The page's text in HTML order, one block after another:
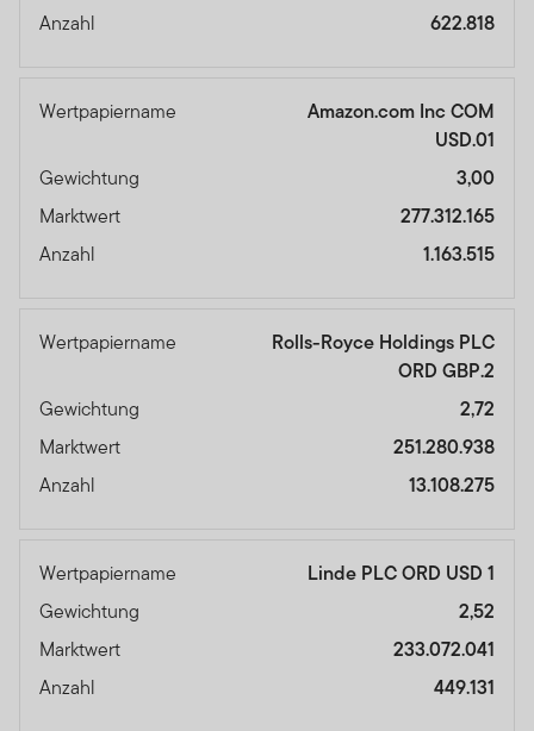
Anzahl 622.818
Wertpapiername
Amazon.com Inc COM
USD.01
Gewichtung
3,00
Marktwert
277.312.165
Anzahl
1.163.515
Wertpapiername
Rolls-Royce Holdings PLC
ORD GBP.2
Gewichtung
2,72
Marktwert
251.280.938
Anzahl
13.108.275
Wertpapiername
Linde PLC ORD USD 1
Gewichtung
2,52
Marktwert
233.072.041
Anzahl
449.131